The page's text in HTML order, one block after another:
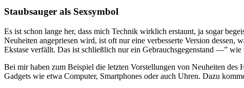
Staubsauger als Sexsymbol
Es ist schon lange her, dass mich Technik wirklich erstaunt, ja sogar
Neuheiten angepriesen wird, ist oft nur eine verbesserte Version dessen,
Ekstase verfällt. Das ist schließlich nur ein Gebrauchsgegenstand —” wie
Bei mir haben zum Beispiel die letzten Vorstellungen von Neuheiten des
Gadgets wie etwa Computer, Smartphones oder auch Uhren. Dazu